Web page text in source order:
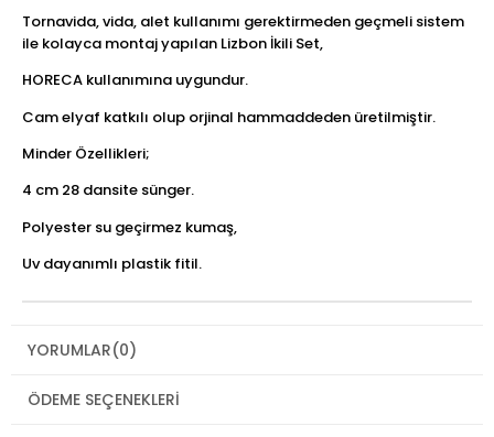
Tornavida, vida, alet kullanımı gerektirmeden geçmeli sistem
ile kolayca montaj yapılan Lizbon İkili Set,
HORECA kullanımına uygundur.
Cam elyaf katkılı olup orjinal hammaddeden üretilmiştir.
Minder Özellikleri;
4 cm 28 dansite sünger.
Polyester su geçirmez kumaş,
Uv dayanımlı plastik fitil.
YORUMLAR(0)
ÖDEME SEÇENEKLERI